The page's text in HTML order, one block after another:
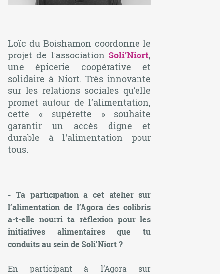
Loïc du Boishamon coordonne le
projet de l’associationSoli’Niort,
une épicerie coopérative et
solidaire à Niort. Très innovante
sur les relations sociales qu’elle
promet autour de l’alimentation,
cette « supérette » souhaite
garantir un accès digne et
durable à l'alimentation pour
tous.
- Ta participation à cet atelier sur
l’alimentation de l’Agora des colibris
a-t-elle nourri ta réflexion pour les
initiatives alimentaires que tu
conduits au sein de Soli’Niort ?
En participant à l’Agora sur